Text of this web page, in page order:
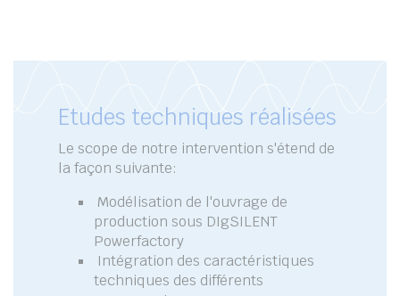
Etudes techniques réalisées
Le scope de notre intervention s'étend de
la façon suivante:
Modélisation de l'ouvrage de
production sous DIgSILENT
Powerfactory
Intégration des caractéristiques
techniques des différents